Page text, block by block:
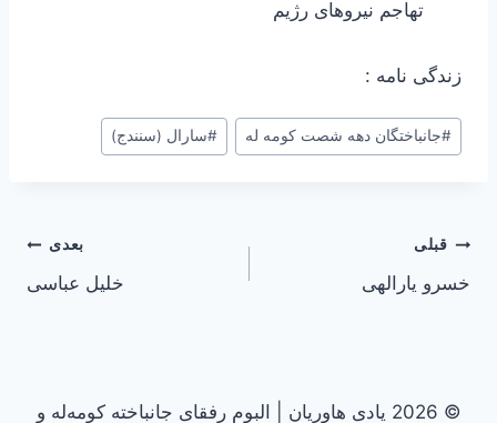
تهاجم نیروهای رژیم
زندگی نامه :
#جانباختگان دهه شصت کومه له #سارال (سنندج)
راهبری
نوشته
قبلی
خسرو یارالهی
بعدی
خلیل عباسی
© 2026 یادی هاوریان | البوم رفقای جانباخته کومه‌له و